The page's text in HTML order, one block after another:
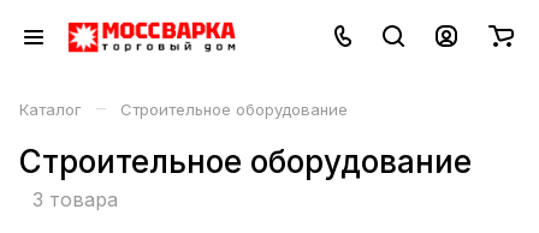
Каталог – Строительное оборудование
Строительное оборудование
3 товара